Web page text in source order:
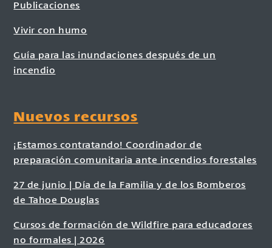
Publicaciones
Vivir con humo
Guía para las inundaciones después de un
incendio
Nuevos recursos
¡Estamos contratando! Coordinador de
preparación comunitaria ante incendios forestales
27 de junio | Día de la Familia y de los Bomberos
de Tahoe Douglas
Cursos de formación de Wildfire para educadores
no formales | 2026